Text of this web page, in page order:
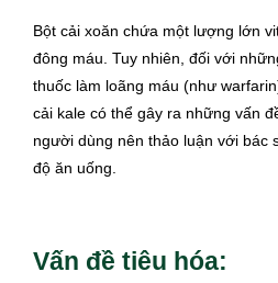
Bột cải xoăn chứa một lượng lớn
đông máu. Tuy nhiên, đối với
thuốc làm loãng máu (như
cải kale có thể gây ra những vấn
người dùng nên thảo luận với bác
độ ăn uống.
Vấn đề tiêu hóa: